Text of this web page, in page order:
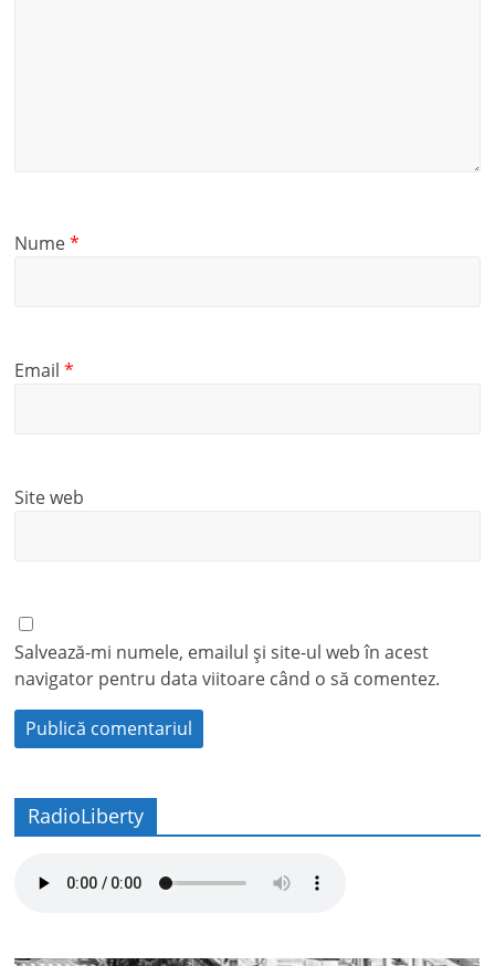
Nume*
Email*
Site web
Salvează-mi numele, emailul și site-ul web în acest
navigator pentru data viitoare când o să comentez.
RadioLiberty